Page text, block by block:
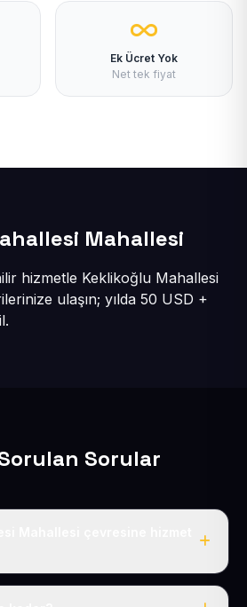
Ek Ücret Yok
Net tek fiyat
Mahallesi
hizmetle Keklikoğlu Mahallesi
ulaşın; yılda 50 USD +
Sorular
dahil tüm Sarıoğlan ve